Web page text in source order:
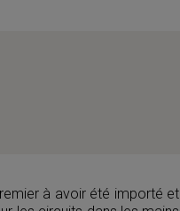
à avoir été importé et